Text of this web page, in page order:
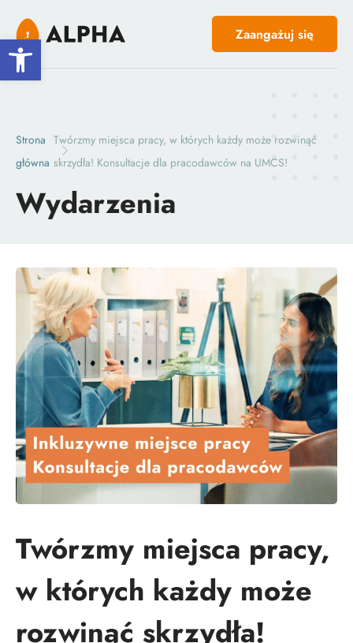
Open toolbar Zaangażuj się
Strona
główna
Twórzmy miejsca pracy, w których każdy może rozwinąć
skrzydła! Konsultacje dla pracodawców na UMCS!
Wydarzenia
Twórzmy miejsca pracy,
w których każdy może
rozwinąć skrzydła!